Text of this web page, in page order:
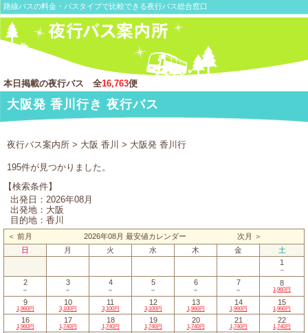
路線バスの料金・バスタイプで比較できる夜行バス総合窓口
本日掲載の夜行バス 全16,763便
大阪発 香川行き 夜行バス
夜行バス案内所 > 大阪 香川 > 大阪発 香川行
195件が見つかりました。
【検索条件】
出発日：2026年08月
出発地：大阪
目的地：香川
＜ 前月 2026年08月 最安値カレンダー
次月 ＞
日
月 火 水 木 金
土
1
－
2
－
3
－
4
－
5
－
6
－
7
－
8
1,960円
9
1,960円
10
3,100円
11
3,100円
12
3,100円
13
1,960円
14
1,960円
15
1,960円
16
1,960円
17
1,740円
18
1,740円
19
1,740円
20
1,740円
21
1,740円
22
1,740円